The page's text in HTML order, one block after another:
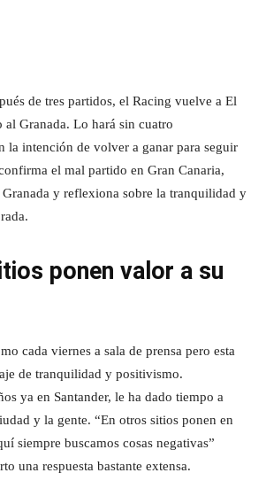
de tres partidos, el Racing vuelve a El
al Granada. Lo hará sin cuatro
la intención de volver a ganar para seguir
el mal partido en Gran Canaria,
y reflexiona sobre la tranquilidad y
ponen valor a su
cada viernes a sala de prensa pero esta
de tranquilidad y positivismo.
ya en Santander, le ha dado tiempo a
y la gente. “En otros sitios ponen en
siempre buscamos cosas negativas”
una respuesta bastante extensa.